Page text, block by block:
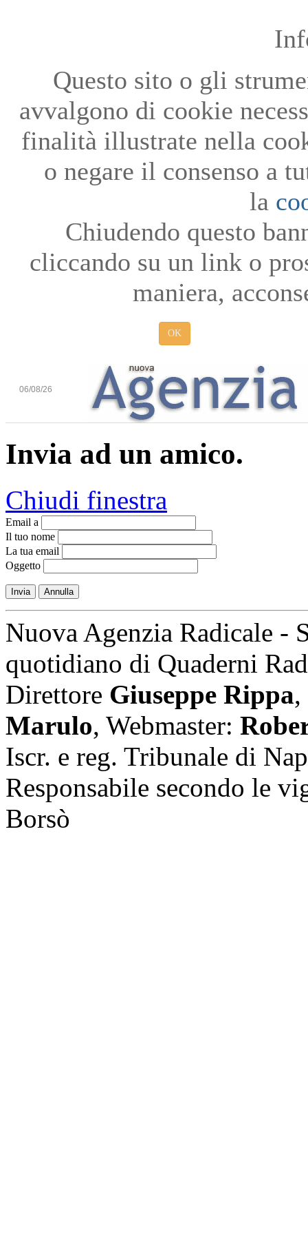
Questo sito o gli
avvalgono di cookie
finalità illustrate nella
o negare il consenso a
la
Chiudendo questo
cliccando su un link o
maniera,
OK
06/08/26
Invia ad un amico.
Chiudi finestra
Email a
Il tuo nome
La tua email
Oggetto
Invia Annulla
Nuova Agenzia Radicale -
quotidiano di Quaderni
Direttore Giuseppe Rippa,
Marulo, Webmaster:
Iscr. e reg. Tribunale di
Responsabile secondo le
Borsò